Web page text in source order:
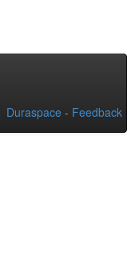
Duraspace - Feedback